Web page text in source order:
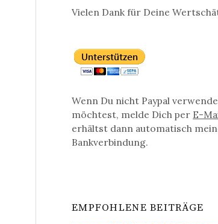
Vielen Dank für Deine
Wenn Du nicht Paypal
möchtest, melde Dich per E-
erhältst dann automatisch
Bankverbindung.
EMPFOHLENE BEITRÄGE